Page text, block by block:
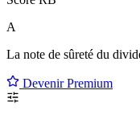
A
La note de sûreté du
Devenir Premium